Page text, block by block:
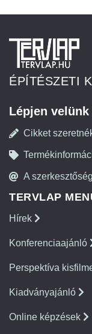
ÉPÍTÉSZETI
Lépjen
Cikket
A
TERVLAP
Hírek
Konferenciaajánló
Perspektíva
Kiadványajánló
Online képzések